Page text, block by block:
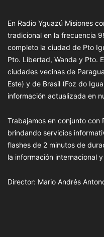
En Radio Yguazú Misiones
tradicional en la frecuencia
completo la ciudad de Pto
Pto. Libertad, Wanda y Pto.
ciudades vecinas de
Este) y de Brasil (Foz do
información actualizada en
Trabajamos en conjunto con
brindando servicios
flashes de 2 minutos de
la información internacional
Director: Mario Andrés